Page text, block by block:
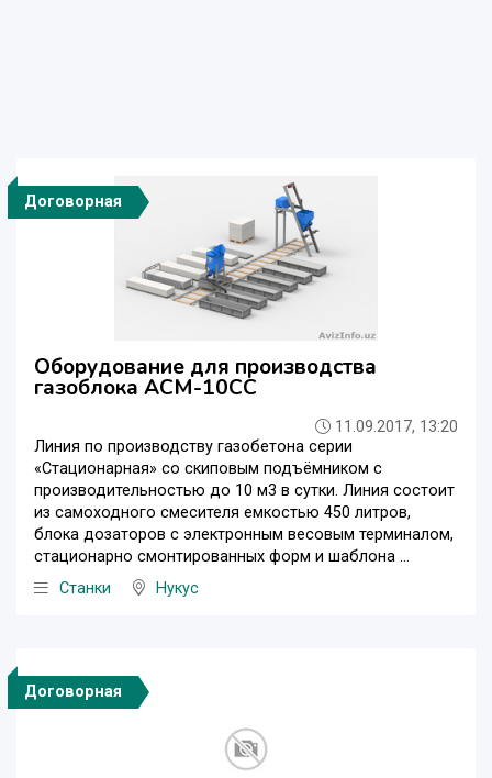
Договорная
Оборудование для производства
газоблока АСМ-10СС
11.09.2017, 13:20
Линия по производству газобетона серии
«Стационарная» со скиповым подъёмником с
производительностью до 10 м3 в сутки. Линия состоит
из самоходного смесителя емкостью 450 литров,
блока дозаторов с электронным весовым терминалом,
стационарно смонтированных форм и шаблона ...
Станки
Нукус
Договорная